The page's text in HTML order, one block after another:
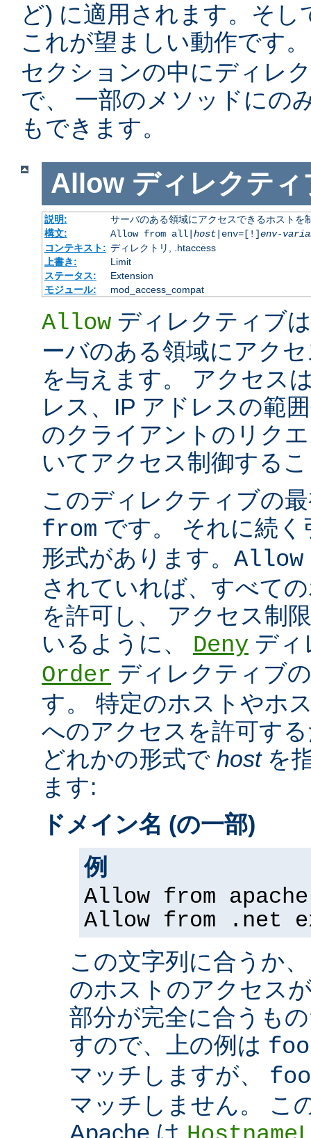
ど) に適用されます。そ
これが望ましい動作です
セクションの中にディレ
で、 一部のメソッドにの
もできます。
Allow ディレクティ
説明:
サーバのある領域にアクセスできるホストを
構文:
Allow from all| host|env=[!]env-
コンテキスト: ディレクトリ, .htaccess
上書き:
Limit
ステータス:
Extension
モジュール:
mod_access_compat
Allow ディレクティブ
ーバのある領域にアク
を与えます。 アクセス
レス、IP アドレスの範
のクライアントのリク
いてアクセス制御する
このディレクティブの
from です。 それに続
形式があります。
されていれば、すべて
を許可し、 アクセス制
いるように、 Deny ディ
Order ディレクティブ
す。 特定のホストやホ
へのアクセスを許可す
どれかの形式で hostを
ます:
ドメイン名 (の一部)
例
Allow from
Allow from .net
この文字列に合うか
のホストのアクセス
部分が完全に合うも
すので、上の例は
マッチしますが、
マッチしません。 こ
Apache は